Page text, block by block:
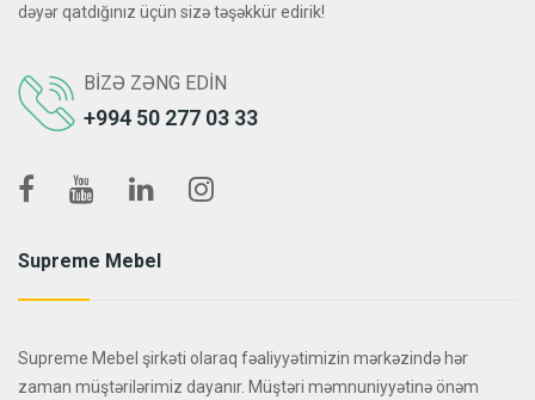
dəyər qatdığınız üçün sizə təşəkkür edirik!
BIZƏ ZƏNG EDIN
+994 50 277 03 33
Supreme Mebel
Supreme Mebel şirkəti olaraq fəaliyyətimizin mərkəzində hər
zaman müştərilərimiz dayanır. Müştəri məmnuniyyətinə önəm